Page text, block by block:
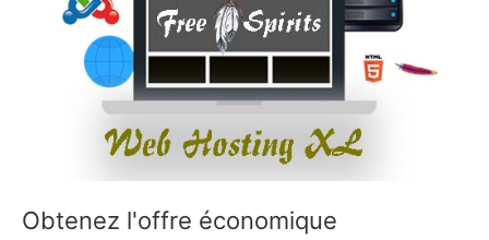
Obtenez l'offre économique